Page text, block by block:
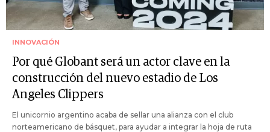
INNOVACIÓN
Por qué Globant será un actor clave en la
construcción del nuevo estadio de Los
Angeles Clippers
El unicornio argentino acaba de sellar una alianza con el club
norteamericano de básquet, para ayudar a integrar la hoja de ruta